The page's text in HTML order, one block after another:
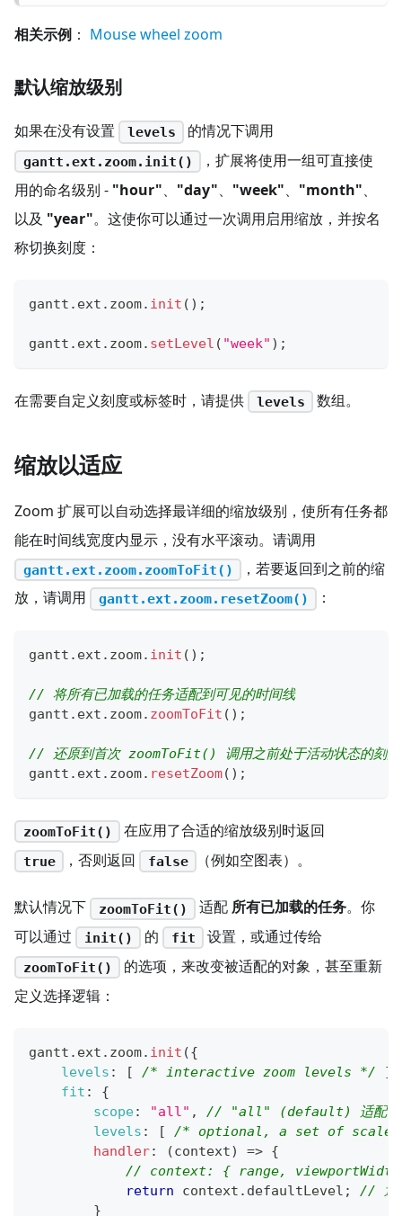
相关示例 ： Mouse wheel zoom
默认缩放级别
如果在没有设置 levels 的情况下调用
gantt.ext.zoom.init()
，扩展将使用一组可直接使
用的命名级别 - "hour"、 "day"、 "week"、 "month"、
以及 "year"。这使你可以通过一次调用启用缩放，并按名
称切换刻度：
gantt . ext . zoom. init ( ) ;
gantt . ext . zoom. setLevel ( "week" ) ;
在需要自定义刻度或标签时，请提供 levels 数组。
缩放以适应
Zoom 扩展可以自动选择最详细的缩放级别，使所有任务都
能在时间线宽度内显示，没有水平滚动。请调用
gantt.ext.zoom.zoomToFit()
，若要返回到之前的缩
放，请调用
gantt.ext.zoom.resetZoom() ：
gantt . ext . zoom. init ( ) ;
// 将所有已加载的任务适配到可见的时间线
gantt . ext . zoom. zoomToFit ( ) ;
// 还原到首次 zoomToFit() 调用之前处于活动状态的刻度
gantt . ext . zoom. resetZoom( ) ;
zoomToFit() 在应用了合适的缩放级别时返回
true ，否则返回 false （例如空图表）。
默认情况下 zoomToFit() 适配 所有已加载的任务。你
可以通过
init() 的 fit 设置，或通过传给
zoomToFit()
的选项，来改变被适配的对象，甚至重新
定义选择逻辑：
gantt . ext . zoom. init ({
levels : [ /* interactive zoom levels */ ]
fit :
{
scope: "all" ,
// "all" (default) 适配每个
levels : [
/* optional, a set of
handler: (context) => {
// context: { range,
return context . defaultLevel ;
// 返
}